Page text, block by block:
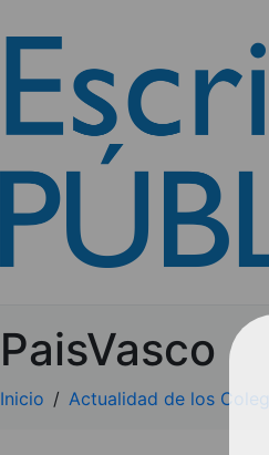
PaisVasco
Inicio Actualidad de los